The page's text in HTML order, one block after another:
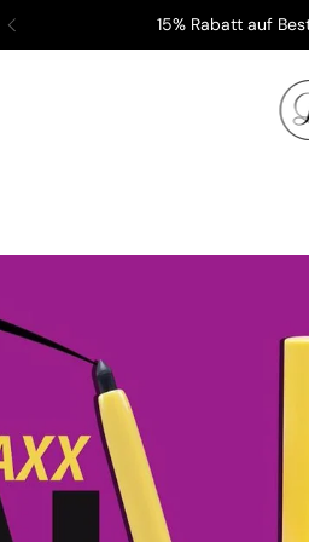
Zurück
15% Rabatt auf